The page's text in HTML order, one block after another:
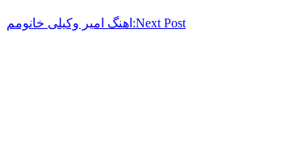
Next Post: اهنگ امیر وکیلی خانومم